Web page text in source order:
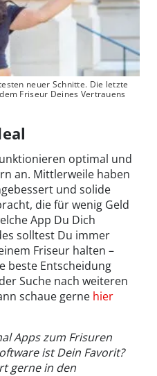
neuer Schnitte. Die letzte
Friseur Deines Vertrauens
optimal und
an. Mittlerweile haben
und solide
die für wenig Geld
App Du Dich
solltest Du immer
Friseur halten –
beste Entscheidung
Suche nach weiteren
schaue gerne hier
Apps zum Frisuren
ist Dein Favorit?
gerne in den